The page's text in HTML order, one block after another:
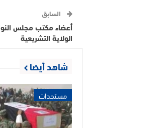
السابق
أعضاء مكتب مجلس
الولاية التشريعية
شاهد أيضا
مستجدات